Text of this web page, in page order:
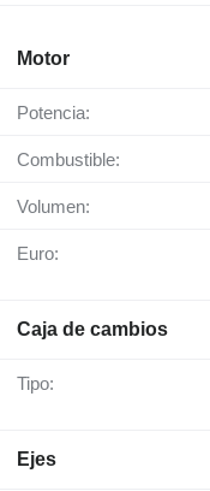
Motor
Potencia:
Combustible:
Volumen:
Euro:
Caja de cambios
Tipo:
Ejes